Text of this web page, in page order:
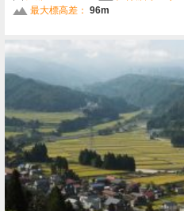
最大標高差： 96m